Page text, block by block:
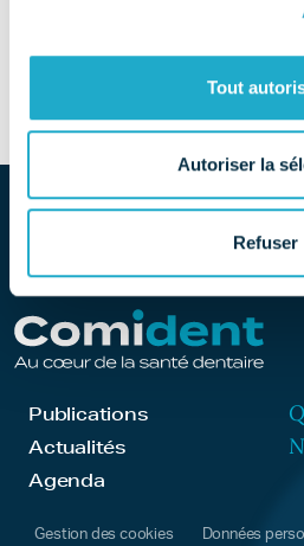
Tout
Autoriser la
Refuser
Découvrir le site
Publications
Actualités
Agenda
Gestion des cookies Données